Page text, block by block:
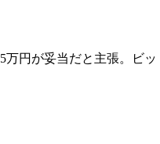
万円が妥当だと主張。ビッ